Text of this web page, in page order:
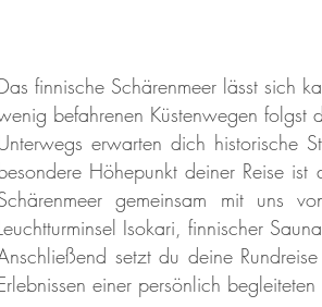
finnische Schärenmeer lässt sich
befahrenen Küstenwegen folgst
erwarten dich historische
Höhepunkt deiner Reise
gemeinsam mit uns
Isokari, finnischer
setzt du deine
einer persönlich begleiteten